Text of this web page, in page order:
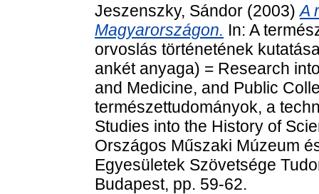
Jeszenszky, Sándor (2003)A
Magyarországon. In: A
orvoslás történetének
ankét anyaga) = Research
and Medicine, and Public
természettudományok, a
Studies into the History of
Országos Műszaki Múzeum
Egyesületek Szövetsége
Budapest, pp. 59-62.